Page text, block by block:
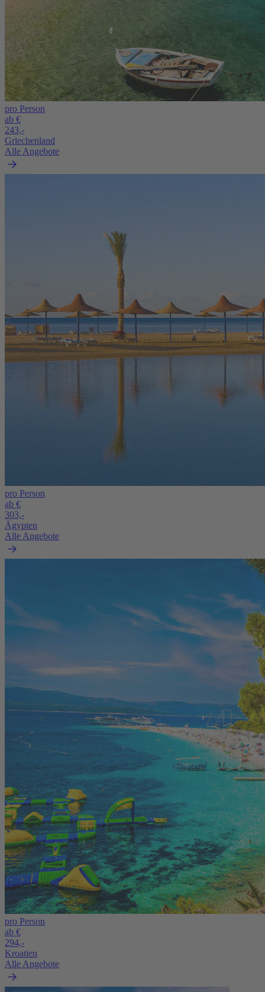
pro Person
ab €
243,-
Griechenland
Alle Angebote
pro Person
ab €
303,-
Ägypten
Alle Angebote
pro Person
ab €
294,-
Kroatien
Alle Angebote